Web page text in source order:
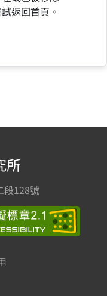
返回首頁。
所
段128號
傳真：(02)2785-